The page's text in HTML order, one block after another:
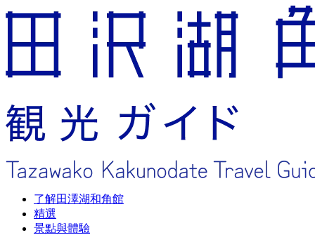
了解田澤湖和角館
精選
景點與體驗